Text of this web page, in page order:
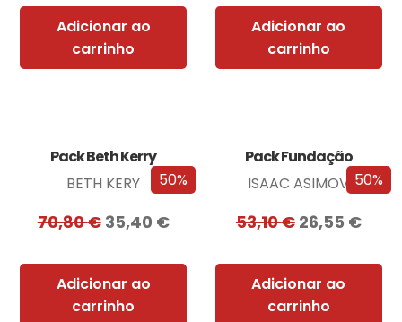
Adicionar ao
carrinho
Adicionar ao
carrinho
50%
Pack Beth Kerry
BETH KERY
70,80€ 35,40 €
Adicionar ao
carrinho
50%
Pack Fundação
ISAAC ASIMOV
53,10€ 26,55 €
Adicionar ao
carrinho